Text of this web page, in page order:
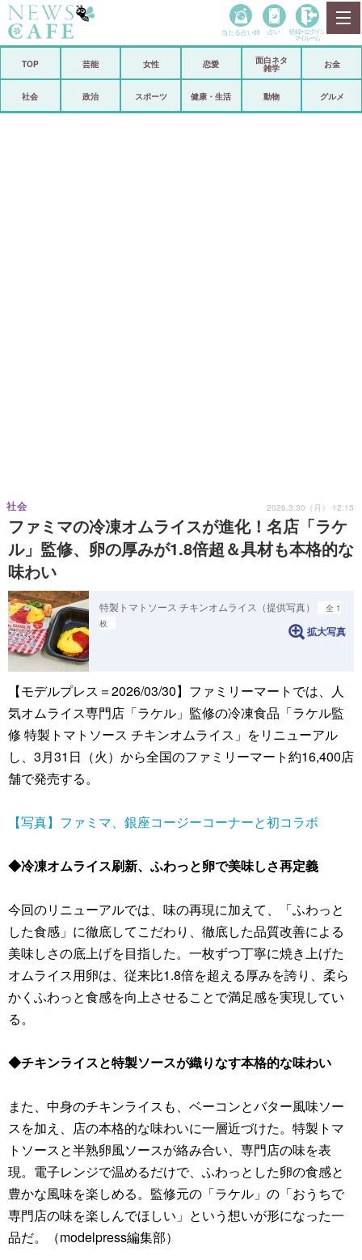
政治
当たる占い師 占い 登録• ログイン
マイルーム
TOP 芸能 女性 恋愛
面白ネタ
雑学
お金
社会 政治 スポーツ 健康・生活 動物 グルメ
ファミマの冷凍オムライスが進化！名店「ラケ
ル」監修、卵の厚みが1.8倍超＆具材も本格的な
味わい
社会 2026.3.30（月） 12:15
特製トマトソース チキンオムライス（提供写真）
全 1
枚
拡大写真
【モデルプレス＝2026/03/30】ファミリーマートでは、人
気オムライス専門店「ラケル」監修の冷凍食品「ラケル監
修 特製トマトソース チキンオムライス」をリニューアル
し、3月31日（火）から全国のファミリーマート約16,400店
舗で発売する。
【写真】ファミマ、銀座コージーコーナーと初コラボ
◆冷凍オムライス刷新、ふわっと卵で美味しさ再定義
今回のリニューアルでは、味の再現に加えて、「ふわっと
した食感」に徹底してこだわり、徹底した品質改善による
美味しさの底上げを目指した。一枚ずつ丁寧に焼き上げた
オムライス用卵は、従来比1.8倍を超える厚みを誇り、柔ら
かくふわっと食感を向上させることで満足感を実現してい
る。
◆チキンライスと特製ソースが織りなす本格的な味わい
また、中身のチキンライスも、ベーコンとバター風味ソー
スを加え、店の本格的な味わいに一層近づけた。特製トマ
トソースと半熟卵風ソースが絡み合い、専門店の味を表
現。電子レンジで温めるだけで、ふわっとした卵の食感と
豊かな風味を楽しめる。監修元の「ラケル」の「おうちで
専門店の味を楽しんでほしい」という想いが形になった一
品だ。（modelpress編集部）